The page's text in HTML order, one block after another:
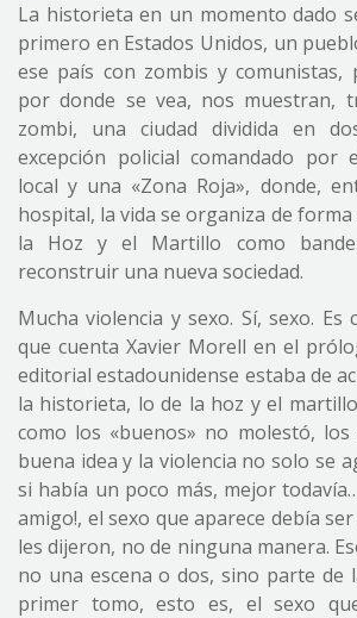
La historieta en un momento dado
primero en Estados Unidos, un
ese país con zombis y comunistas,
por donde se vea, nos muestran,
zombi, una ciudad dividida en
excepción policial comandado por
local y una «Zona Roja», donde,
hospital, la vida se organiza de
la Hoz y el Martillo como
reconstruir una nueva sociedad.
Mucha violencia y sexo. Sí, sexo.
que cuenta Xavier Morell en el
editorial estadounidense estaba de
la historieta, lo de la hoz y el
como los «buenos» no molestó,
buena idea y la violencia no solo se
si había un poco más, mejor
amigo!, el sexo que aparece debía
les dijeron, no de ninguna manera.
no una escena o dos, sino parte de
primer tomo, esto es, el sexo